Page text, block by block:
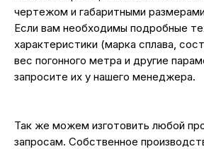
чертежом и габаритными
Если вам необходимы подробные
характеристики (марка сплава,
вес погонного метра и другие
запросите их у нашего менеджера.
Так же можем изготовить любой
запросам. Собственное